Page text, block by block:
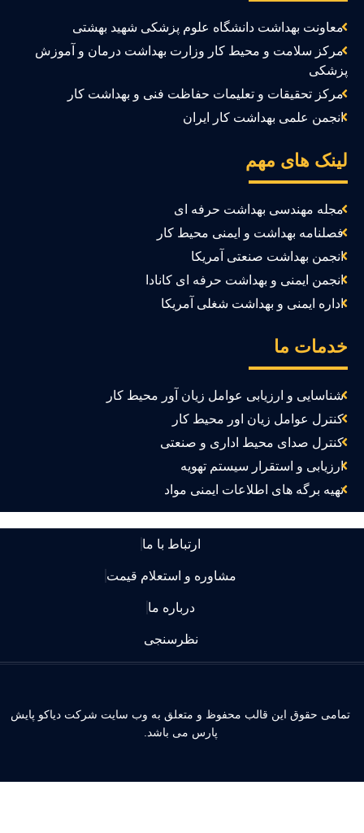
معاونت بهداشت دانشگاه علوم پزشکی شهید بهشتی
مرکز سلامت و محیط کار وزارت بهداشت درمان و آموزش
مرکز تحقیقات و تعلیمات حفاظت فنی و بهداشت کار
انجمن علمی بهداشت کار ایران
های مهم
مجله مهندسی بهداشت حرفه ای
فصلنامه بهداشت و ایمنی محیط کار
انجمن بهداشت صنعتی آمریکا
انجمن ایمنی و بهداشت حرفه ای کانادا
اداره ایمنی و بهداشت شغلی آمریکا
ما
شناسایی و ارزیابی عوامل زیان آور محیط کار
کنترل عوامل زیان اور محیط کار
کنترل صدای محیط اداری و صنعتی
ارزیابی و استقرار سیستم تهویه
تهیه برگه های اطلاعات ایمنی مواد
ارتباط با ما
مشاوره و استعلام قیمت
درباره ما
نظرسنجی
حقوق این قالب محفوظ و متعلق به وب سایت شرکت دیاکو پایش
پارس می باشد.